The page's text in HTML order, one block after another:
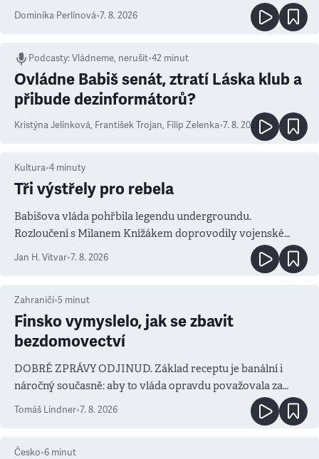
Dominika Perlínová•7. 8. 2026
Podcasty:Vládneme, nerušit•42 minut
Ovládne Babiš senát, ztratí Láska klub a
přibude dezinformátorů?
Kristýna Jelínková, František Trojan, Filip Zelenka•7. 8. 2026
Kultura•4 minuty
Tři výstřely pro rebela
Babišova vláda pohřbila legendu undergroundu.
Rozloučení s Milanem Knížákem doprovodily vojenské
salvy i kritika pokrokářů
Jan H. Vitvar•7. 8. 2026
Zahraničí•5 minut
Finsko vymyslelo, jak se zbavit
bezdomovectví
DOBRÉ ZPRÁVY ODJINUD. Základ receptu je banální i
náročný současně: aby to vláda opravdu považovala za
prioritu
Tomáš Lindner•7. 8. 2026
Česko•6 minut